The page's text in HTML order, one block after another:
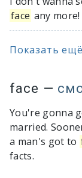
face any more!
Показать
face —
You're gonna
married.
a man's got to
facts.